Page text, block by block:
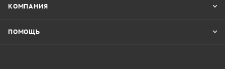
КОМПАНИЯ
ПОМОЩЬ